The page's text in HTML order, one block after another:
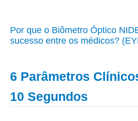
Por que o Biômetro Óptico
sucesso entre os médicos?
6 Parâmetros
10 Segundos